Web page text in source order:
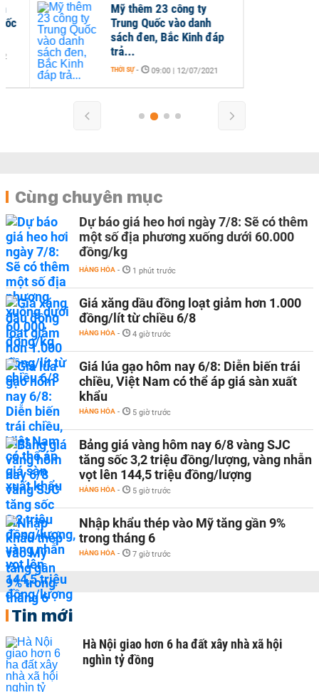
Mỹ thêm 23 công ty
Trung Quốc vào danh
sách đen, Bắc Kinh đáp
- 09:00 | 12/07/2021
Cùng chuyên mục
Dự báo giá heo hơi ngày 7/8: Sẽ có thêm
một số địa phương xuống dưới 60.000
đồng/kg
HÀNG HÓA - 1 phút trước
Giá xăng dầu đồng loạt giảm hơn 1.000
đồng/lít từ chiều 6/8
HÀNG HÓA - 4 giờ trước
Giá lúa gạo hôm nay 6/8: Diễn biến trái
chiều, Việt Nam có thể áp giá sàn xuất
khẩu
HÀNG HÓA - 5 giờ trước
Bảng giá vàng hôm nay 6/8 vàng SJC
tăng sốc 3,2 triệu đồng/lượng, vàng nhẫn
vọt lên 144,5 triệu đồng/lượng
HÀNG HÓA - 5 giờ trước
Nhập khẩu thép vào Mỹ tăng gần 9%
trong tháng 6
HÀNG HÓA - 7 giờ trước
Tin mới
Hà Nội giao hơn 6 ha đất xây nhà xã hội
nghìn tỷ đồng